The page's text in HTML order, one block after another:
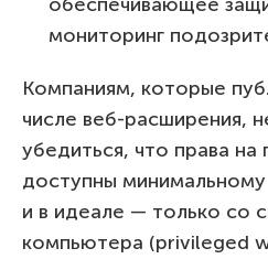
мониторинг
Компаниям, которые
числе веб-расширения,
убедиться, что права на
доступны
и в идеале — только со
компьютера (privileged